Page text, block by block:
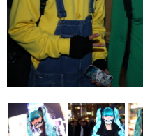
マンガ
ニコニコQ